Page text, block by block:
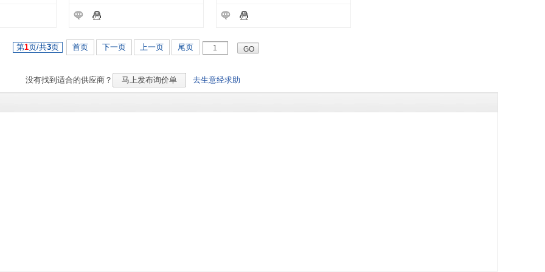
第1页/共3页 首页 下一页 上一页 尾页
没有找到适合的供应商？ 马上发布询价单 去生意经求助